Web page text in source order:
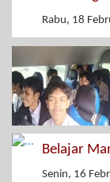
Rabu, 18
Belajar
Senin, 16